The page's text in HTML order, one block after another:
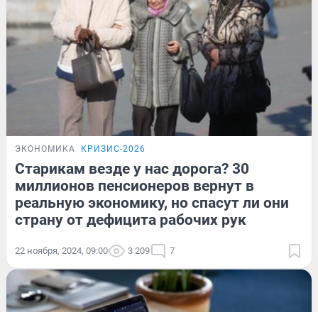
ЭКОНОМИКА КРИЗИС-2026
Старикам везде у нас дорога? 30
миллионов пенсионеров вернут в
реальную экономику, но спасут ли они
страну от дефицита рабочих рук
22 ноября, 2024, 09:00 3 209 7